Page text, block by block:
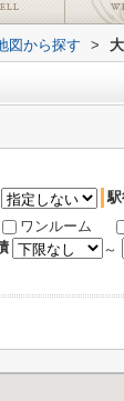
図から探す >
ワンルーム
～